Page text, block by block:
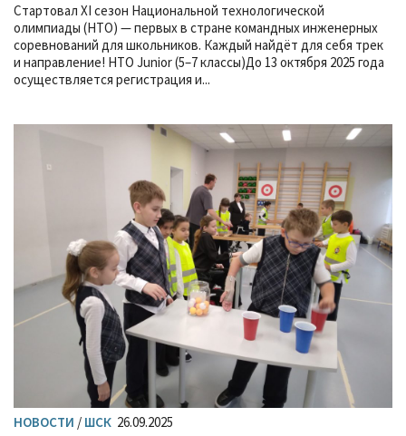
Стартовал XI сезон Национальной технологической
олимпиады (НТО) — первых в стране командных инженерных
соревнований для школьников. Каждый найдёт для себя трек
и направление! НТО Junior (5–7 классы)До 13 октября 2025 года
осуществляется регистрация и...
НОВОСТИ / ШСК 26.09.2025